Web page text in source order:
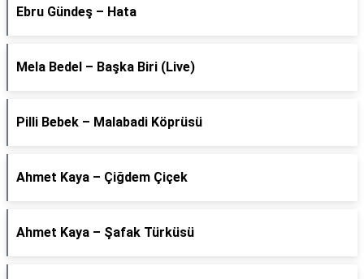
Ebru Gündeş – Hata
Mela Bedel – Başka Biri (Live)
Pilli Bebek – Malabadi Köprüsü
Ahmet Kaya – Çiğdem Çiçek
Ahmet Kaya – Şafak Türküsü